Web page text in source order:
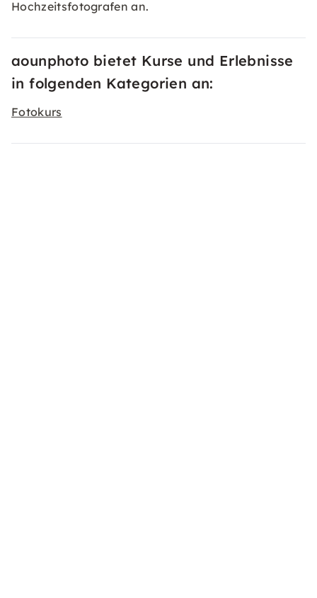
Hochzeitsfotografen an.
aounphoto bietet Kurse und Erlebnisse
in folgenden Kategorien an:
Fotokurs